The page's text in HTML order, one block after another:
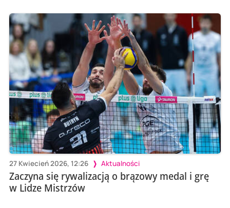
27 Kwiecień 2026, 12:26 Aktualności
Zaczyna się rywalizacją o brązowy medal i grę
w Lidze Mistrzów